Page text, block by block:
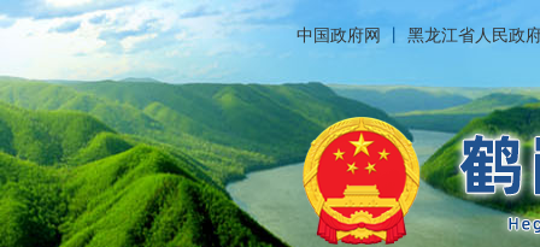
中国政府网 黑龙江省人民政